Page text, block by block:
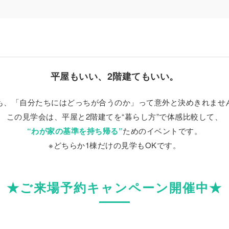
平屋もいい、2階建てもいい。
、「自分たちにはどっちが合うのか」って意外と決めきれませ
この見学会は、平屋と2階建てを“暮らし方”で体感比較して、
“わが家の基準を持ち帰る”ためのイベントです。
※どちらか1棟だけの見学もOKです。
★ご来場予約キャンペーン開催中★